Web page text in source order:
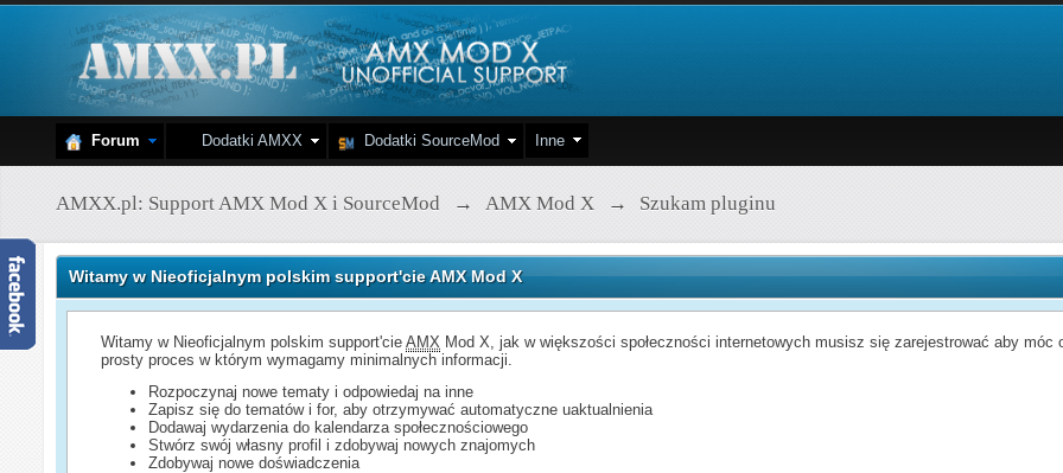
Forum Dodatki AMXX Dodatki SourceMod Inne
AMXX.pl: Support AMX Mod X i SourceMod → AMX Mod X → Szukam pluginu
Witamy w Nieoficjalnym polskim support'cie AMX Mod X
Witamy w Nieoficjalnym polskim support'cieAMX Mod X, jak w większości społeczności internetowych musisz się zarejestrować aby
prosty proces w którym wymagamy minimalnych informacji.
Rozpoczynaj nowe tematy i odpowiedaj na inne
Zapisz się do tematów i for, aby otrzymywać automatyczne uaktualnienia
Dodawaj wydarzenia do kalendarza społecznościowego
Stwórz swój własny profil i zdobywaj nowych znajomych
Zdobywaj nowe doświadczenia